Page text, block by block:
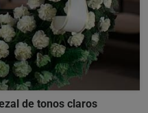
de tonos claros